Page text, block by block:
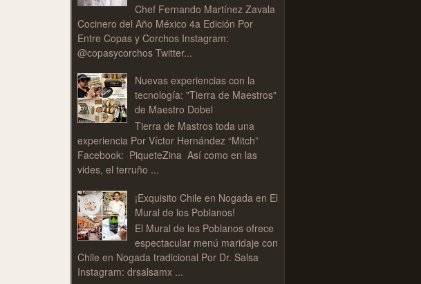
Chef Fernando Martínez Zavala
Cocinero del Año México 4a Edición Por
Entre Copas y Corchos Instagram:
@copasycorchos Twitter...
Nuevas experiencias con la
tecnología: "Tierra de Maestros"
de Maestro Dobel
Tierra de Mastros toda una
experiencia Por Víctor Hernández “Mitch”
Facebook: PiqueteZina Así como en las
vides, el terruño ...
¡Exquisito Chile en Nogada en El
Mural de los Poblanos!
El Mural de los Poblanos ofrece
espectacular menú maridaje con
Chile en Nogada tradicional Por Dr. Salsa
Instagram: drsalsamx ...